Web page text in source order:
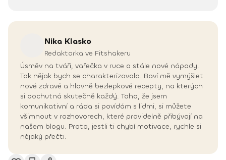
Nika Klasko
Redaktorka ve Fitshakeru
Úsměv na tváři, vařečka v ruce a stále nové nápady.
Tak nějak bych se charakterizovala. Baví mě vymýšlet
nové zdravé a hlavně bezlepkové recepty, na kterých
si pochutná skutečně každý. Toho, že jsem
komunikativní a ráda si povídám s lidmi, si můžete
všimnout v rozhovorech, které pravidelně přibývají na
našem blogu. Proto, jestli ti chybí motivace, rychle si
nějaký přečti.